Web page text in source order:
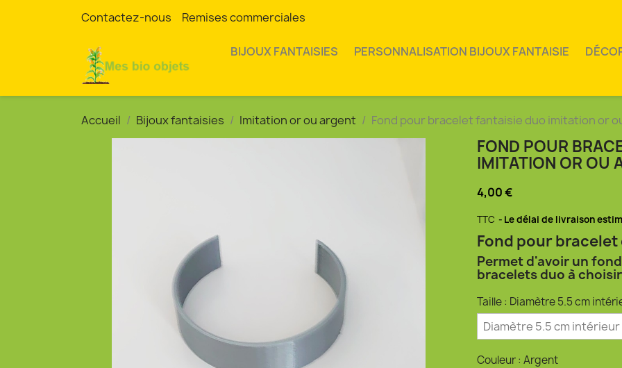
Contactez-nous Remises commerciales
BIJOUX FANTAISIES PERSONNALISATION BIJOUX FANTAISIE
Accueil Bijoux fantaisies Imitation or ou argent Fond pour bracelet fantaisie duo imitation or
FOND POUR
IMITATION OR OU
4,00 €
TTC Le délai de livraison
Fond pour bracelet
Permet d'avoir un
bracelets duo à
Taille : Diamètre 5.5 cm
Couleur : Argent